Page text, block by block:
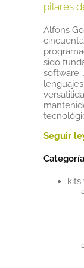
pilares
Alfons
sido
software.
kits